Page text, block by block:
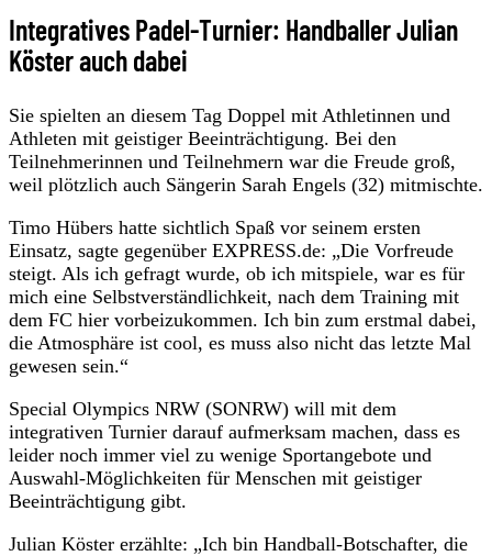
Integratives Padel-Turnier: Handballer Julian
Köster auch dabei
Sie spielten an diesem Tag Doppel mit Athletinnen und
Athleten mit geistiger Beeinträchtigung. Bei den
Teilnehmerinnen und Teilnehmern war die Freude groß,
weil plötzlich auch Sängerin Sarah Engels (32) mitmischte.
Timo Hübers hatte sichtlich Spaß vor seinem ersten
Einsatz, sagte gegenüber EXPRESS.de: „Die Vorfreude
steigt. Als ich gefragt wurde, ob ich mitspiele, war es für
mich eine Selbstverständlichkeit, nach dem Training mit
dem FC hier vorbeizukommen. Ich bin zum erstmal dabei,
die Atmosphäre ist cool, es muss also nicht das letzte Mal
gewesen sein.“
Special Olympics NRW (SONRW) will mit dem
integrativen Turnier darauf aufmerksam machen, dass es
leider noch immer viel zu wenige Sportangebote und
Auswahl-Möglichkeiten für Menschen mit geistiger
Beeinträchtigung gibt.
Julian Köster erzählte: „Ich bin Handball-Botschafter, die